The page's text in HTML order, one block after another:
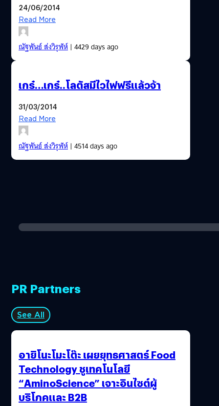
24/06/2014
Read More
ณัฐพันธ์ ส่งวิรุฬห์| 4429 days ago
เกร๋…เกร๋..โลตัสมีไวไฟฟรีแล้วจ้า
31/03/2014
Read More
ณัฐพันธ์ ส่งวิรุฬห์| 4514 days ago
PR Partners
See All
อายิโนะโมะโต๊ะ เผยยุทธศาสตร์ Food
Technology ชูเทคโนโลยี
“AminoScience” เจาะอินไซต์ผู้
บริโภคและ B2B